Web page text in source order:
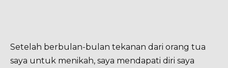
Setelah berbulan-bulan tekanan dari orang tua
saya untuk menikah, saya mendapati diri saya